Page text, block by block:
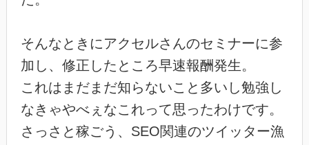
そんなときにアクセルさんのセミナーに参
加し、修正したところ早速報酬発生。
これはまだまだ知らないこと多いし勉強し
なきゃやべぇなこれって思ったわけです。
さっさと稼ごう、SEO関連のツイッター漁